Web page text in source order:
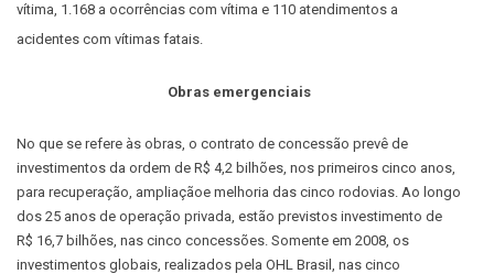
vítima, 1.168 a ocorrências com vítima e 110 atendimentos a
acidentes com vítimas fatais.
Obras emergenciais
No que se refere às obras, o contrato de concessão prevê de
investimentos da ordem de R$ 4,2 bilhões, nos primeiros cinco anos,
para recuperação, ampliaçãoe melhoria das cinco rodovias. Ao longo
dos 25 anos de operação privada, estão previstos investimento de
R$ 16,7 bilhões, nas cinco concessões. Somente em 2008, os
investimentos globais, realizados pela OHL Brasil, nas cinco